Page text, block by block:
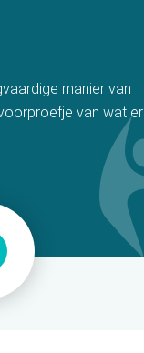
manier van
van wat er